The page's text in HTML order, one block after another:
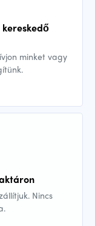
minket vagy
Nincs